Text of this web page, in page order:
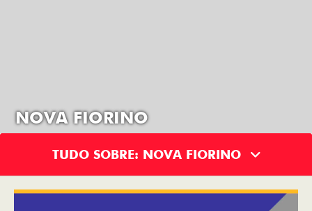
NOVA FIORINO
TUDO SOBRE: NOVA FIORINO